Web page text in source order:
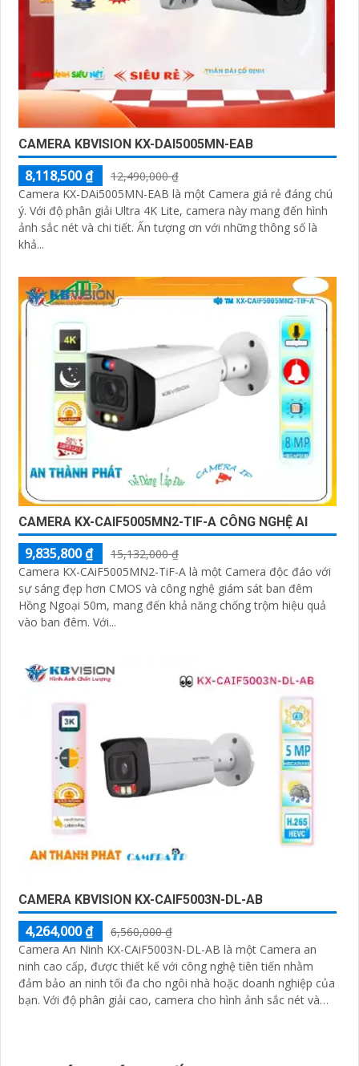
CAMERA KBVISION KX-DAI5005MN-EAB
8,118,500 ₫
12,490,000 ₫
Camera KX-DAi5005MN-EAB là một Camera giá rẻ đáng chú
ý. Với độ phân giải Ultra 4K Lite, camera này mang đến hình
ảnh sắc nét và chi tiết. Ấn tượng ơn với những thông số là
khả...
CAMERA KX-CAIF5005MN2-TIF-A CÔNG NGHỆ AI
9,835,800 ₫
15,132,000 ₫
Camera KX-CAiF5005MN2-TiF-A là một Camera độc đáo với
sự sáng đẹp hơn CMOS và công nghệ giám sát ban đêm
Hồng Ngoại 50m, mang đến khả năng chống trộm hiệu quả
vào ban đêm. Với...
CAMERA KBVISION KX-CAIF5003N-DL-AB
4,264,000 ₫
6,560,000 ₫
Camera An Ninh KX-CAiF5003N-DL-AB là một Camera an
ninh cao cấp, được thiết kế với công nghệ tiên tiến nhằm
đảm bảo an ninh tối đa cho ngôi nhà hoặc doanh nghiệp của
bạn. Với độ phân giải cao, camera cho hình ảnh sắc nét và